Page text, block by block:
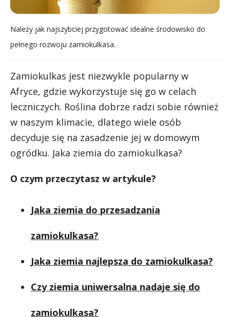
Należy jak najszybciej przygotować idealne środowisko do
pełnego rozwoju zamiokulkasa.
Zamiokulkas jest niezwykle popularny w
Afryce, gdzie wykorzystuje się go w celach
leczniczych. Roślina dobrze radzi sobie również
w naszym klimacie, dlatego wiele osób
decyduje się na zasadzenie jej w domowym
ogródku. Jaka ziemia do zamiokulkasa?
O czym przeczytasz w artykule?
Jaka ziemia do przesadzania
zamiokulkasa?
Jaka ziemia najlepsza do zamiokulkasa?
Czy ziemia uniwersalna nadaje się do
zamiokulkasa?